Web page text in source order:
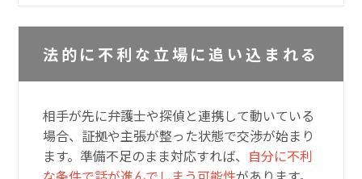
法的に不利な立場に追い込まれる
相手が先に弁護士や探偵と連携して動いている
場合、証拠や主張が整った状態で交渉が始まり
ます。準備不足のまま対応すれば、 自分に不利